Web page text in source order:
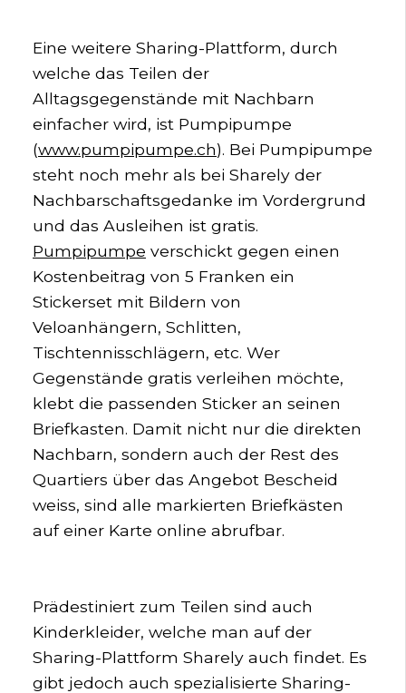
Eine weitere Sharing-Plattform, durch
welche das Teilen der
Alltagsgegenstände mit Nachbarn
einfacher wird, ist Pumpipumpe
(www.pumpipumpe.ch). Bei Pumpipumpe
steht noch mehr als bei Sharely der
Nachbarschaftsgedanke im Vordergrund
und das Ausleihen ist gratis.
Pumpipumpe verschickt gegen einen
Kostenbeitrag von 5 Franken ein
Stickerset mit Bildern von
Veloanhängern, Schlitten,
Tischtennisschlägern, etc. Wer
Gegenstände gratis verleihen möchte,
klebt die passenden Sticker an seinen
Briefkasten. Damit nicht nur die direkten
Nachbarn, sondern auch der Rest des
Quartiers über das Angebot Bescheid
weiss, sind alle markierten Briefkästen
auf einer Karte online abrufbar.
Prädestiniert zum Teilen sind auch
Kinderkleider, welche man auf der
Sharing-Plattform Sharely auch findet. Es
gibt jedoch auch spezialisierte Sharing-